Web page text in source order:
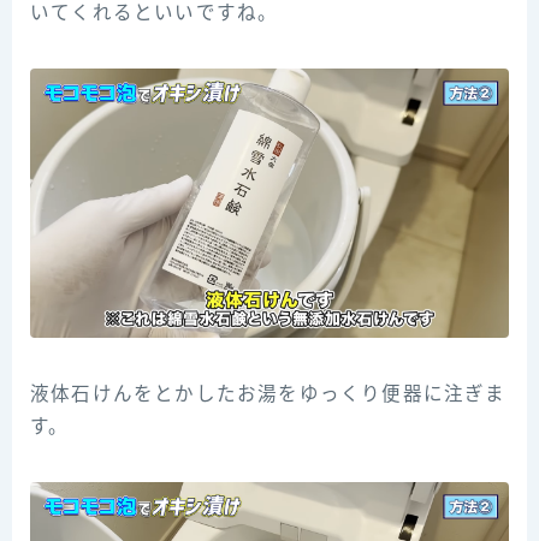
いてくれるといいですね。
液体石けんをとかしたお湯をゆっくり便器に注ぎま
す。